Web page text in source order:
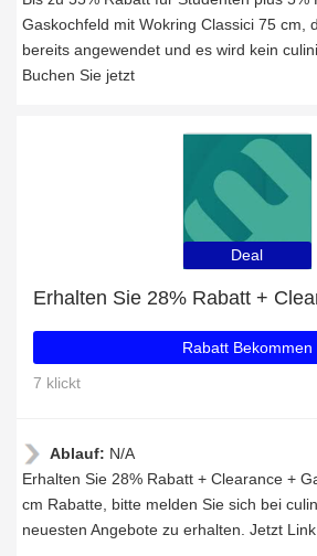
Gaskochfeld mit Wokring Classici 75 cm,
bereits angewendet und es wird kein
Buchen Sie jetzt
Deal
Rabatt Bekommen
7 klickt
Ablauf: N/A
Erhalten Sie 28% Rabatt + Clearance +
cm Rabatte, bitte melden Sie sich bei
neuesten Angebote zu erhalten. Jetzt